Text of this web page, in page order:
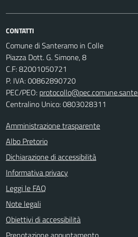
CONTATTI
Comune di Santeramo in Colle
Piazza Dott. G. Simone, 8
C.F:82001050721
P. IVA:00862890720
PEC/PEO:
Centralino Unico: 0803028311
Amministrazione trasparente
Albo Pretorio
Dichiarazione di accessibilità
Informativa privacy
Leggi le FAQ
Note legali
Obiettivi di accessibilità